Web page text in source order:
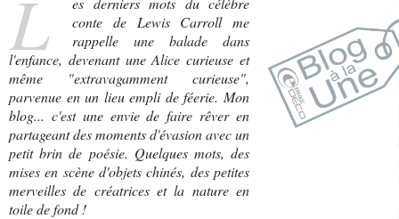
L
conte de Lewis Carroll me
rappelle une balade dans
l'enfance, devenant une Alice curieuse et
même "extravagamment curieuse",
parvenue en un lieu empli de féerie. Mon
blog... c'est une envie de faire rêver en
partageant des moments d'évasion avec un
petit brin de poésie. Quelques mots, des
mises en scène d'objets chinés, des petites
merveilles de créatrices et la nature en
toile de fond !